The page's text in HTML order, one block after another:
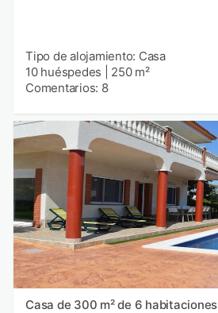
Tipo de alojamiento: Casa
10 huéspedes
250 m²
Comentarios: 8
Casa de 300 m² de 6 habitaciones